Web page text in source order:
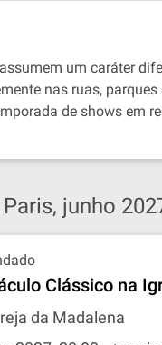
um caráter
nas ruas,
de shows em
junho
Clássico na
da Madalena